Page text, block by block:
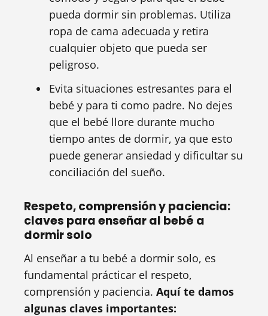
pueda dormir sin problemas. Utiliza
ropa de cama adecuada y retira
cualquier objeto que pueda ser
peligroso.
Evita situaciones estresantes para el
bebé y para ti como padre. No dejes
que el bebé llore durante mucho
tiempo antes de dormir, ya que esto
puede generar ansiedad y dificultar su
conciliación del sueño.
Respeto, comprensión y paciencia:
claves para enseñar al bebé a
dormir solo
Al enseñar a tu bebé a dormir solo, es
fundamental prácticar el respeto,
comprensión y paciencia. Aquí te damos
algunas claves importantes: